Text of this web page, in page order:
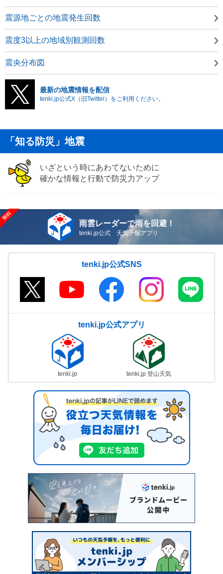
震源地ごとの地震発生回数
震度3以上の地域別観測回数
震央分布図
最新の地震情報を配信
tenki.jp公式X（旧Twitter）をご利用ください。
「知る防災」地震
いざという時にあわてないために
確かな情報と行動で防災力アップ
雨雲レーダーで雨を回避！
tenki.jp公式 天気予報アプリ
tenki.jp公式SNS
tenki.jp公式アプリ
tenki.jp tenki.jp 登山天気